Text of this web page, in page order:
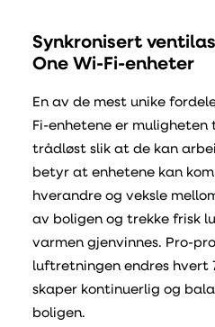
Synkronisert
One Wi-Fi-enheter
En av de mest unike
Fi-enhetene er muligheten
trådløst slik at de kan
betyr at enhetene kan
hverandre og veksle
av boligen og trekke frisk
varmen gjenvinnes. Pro-
luftretningen endres hvert
skaper kontinuerlig og
boligen.